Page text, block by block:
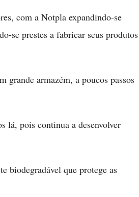
com a Notpla expandindo-se
se prestes a fabricar seus produtos
grande armazém, a poucos passos
lá, pois continua a desenvolver
biodegradável que protege as